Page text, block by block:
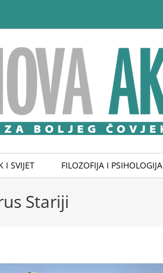
I SVIJET FILOZOFIJA I PSIHOLOGIJA
Stariji